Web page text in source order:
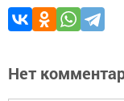
Нет